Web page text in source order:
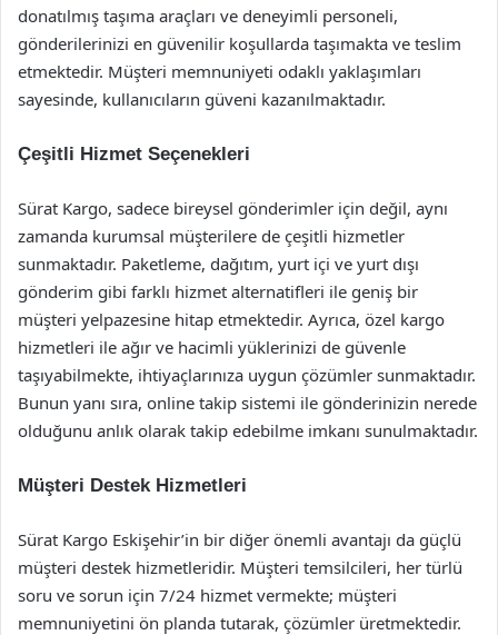
donatılmış taşıma araçları ve deneyimli personeli,
gönderilerinizi en güvenilir koşullarda taşımakta ve teslim
etmektedir. Müşteri memnuniyeti odaklı yaklaşımları
sayesinde, kullanıcıların güveni kazanılmaktadır.
Çeşitli Hizmet Seçenekleri
Sürat Kargo, sadece bireysel gönderimler için değil, aynı
zamanda kurumsal müşterilere de çeşitli hizmetler
sunmaktadır. Paketleme, dağıtım, yurt içi ve yurt dışı
gönderim gibi farklı hizmet alternatifleri ile geniş bir
müşteri yelpazesine hitap etmektedir. Ayrıca, özel kargo
hizmetleri ile ağır ve hacimli yüklerinizi de güvenle
taşıyabilmekte, ihtiyaçlarınıza uygun çözümler sunmaktadır.
Bunun yanı sıra, online takip sistemi ile gönderinizin nerede
olduğunu anlık olarak takip edebilme imkanı sunulmaktadır.
Müşteri Destek Hizmetleri
Sürat Kargo Eskişehir’in bir diğer önemli avantajı da güçlü
müşteri destek hizmetleridir. Müşteri temsilcileri, her türlü
soru ve sorun için 7/24 hizmet vermekte; müşteri
memnuniyetini ön planda tutarak, çözümler üretmektedir.